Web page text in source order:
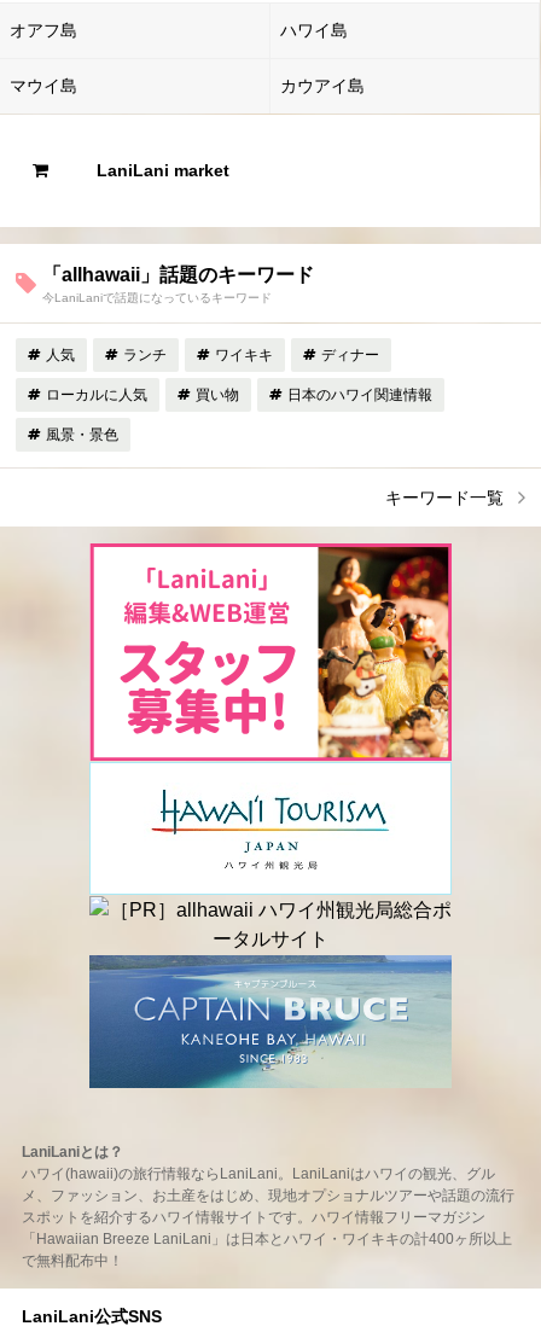
オアフ島 ハワイ島
マウイ島 カウアイ島
LaniLani market
「allhawaii」話題のキーワード
今LaniLaniで話題になっているキーワード
人気 ランチ ワイキキ ディナー
ローカルに人気 買い物 日本のハワイ関連情報
風景・景色
キーワード一覧
LaniLaniとは？
ハワイ(hawaii)の旅行情報ならLaniLani。LaniLaniはハワイの観光、グル
メ、ファッション、お土産をはじめ、現地オプショナルツアーや話題の流行
スポットを紹介するハワイ情報サイトです。ハワイ情報フリーマガジン
「Hawaiian Breeze LaniLani」は日本とハワイ・ワイキキの計400ヶ所以上
で無料配布中！
LaniLani公式SNS